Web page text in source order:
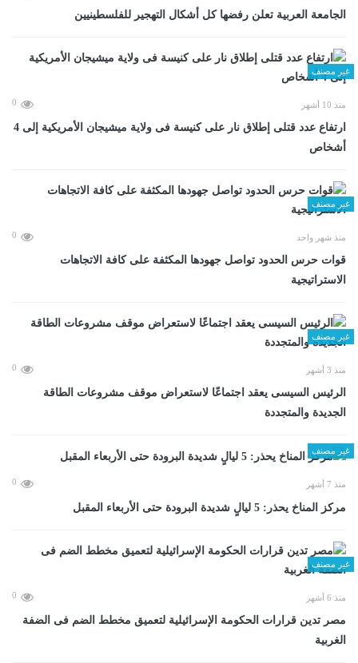
الجامعة العربية تعلن رفضها كل أشكال التهجير للفلسطينيين
غير مصنف
منذ 10 أشهر 0
ارتفاع عدد قتلى إطلاق نار على كنيسة فى ولاية ميشيجان الأمريكية إلى 4
أشخاص
غير مصنف
منذ شهر واحد 0
قوات حرس الحدود تواصل جهودها المكثفة على كافة الاتجاهات
الاستراتيجية
غير مصنف
منذ 3 أشهر 0
الرئيس السيسى يعقد اجتماعًا لاستعراض موقف مشروعات الطاقة
الجديدة والمتجددة
غير مصنف
منذ 7 أشهر 0
مركز المناخ يحذر: 5 ليالٍ شديدة البرودة حتى الأربعاء المقبل
غير مصنف
منذ 6 أشهر 0
مصر تدين قرارات الحكومة الإسرائيلية لتعميق مخطط الضم فى الضفة
الغربية